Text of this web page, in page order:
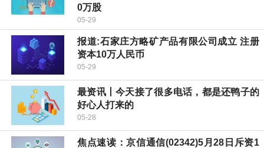
0万股
05-29
报道:石家庄方略矿产品有限公司成立 注册
资本10万人民币
05-29
最资讯丨今天接了很多电话，都是还鸭子的
好心人打来的
05-28
焦点速读：京信通信(02342)5月28日斥资1